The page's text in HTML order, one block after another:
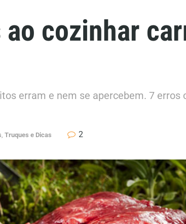
cozinhar
erram e nem se apercebem. 7
, Truques e Dicas 2